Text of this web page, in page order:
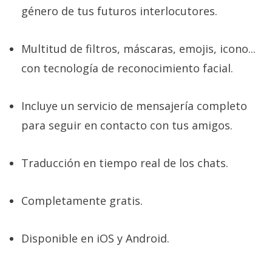
2026.Algunos
derechos
género de tus futuros interlocutores.
Multitud de filtros, máscaras, emojis, icono...
con tecnología de reconocimiento facial.
Incluye un servicio de mensajería completo
para seguir en contacto con tus amigos.
Traducción en tiempo real de los chats.
Completamente gratis.
Disponible en iOS y Android.